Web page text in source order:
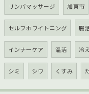
リンパマッサージ 加東市
セルフホワイトニング 腸
インナーケア 温活 冷え
シミ シワ くすみ